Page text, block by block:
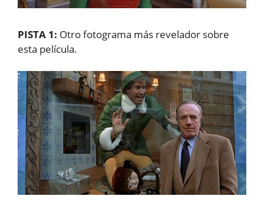
PISTA 1: Otro fotograma más revelador sobre
esta película.